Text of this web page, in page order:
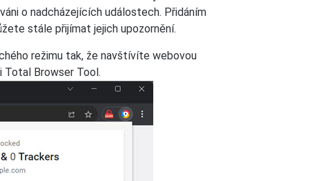
o nadcházejících událostech. Přidáním
stále přijímat jejich upozornění.
režimu tak, že navštívíte webovou
Browser Tool.